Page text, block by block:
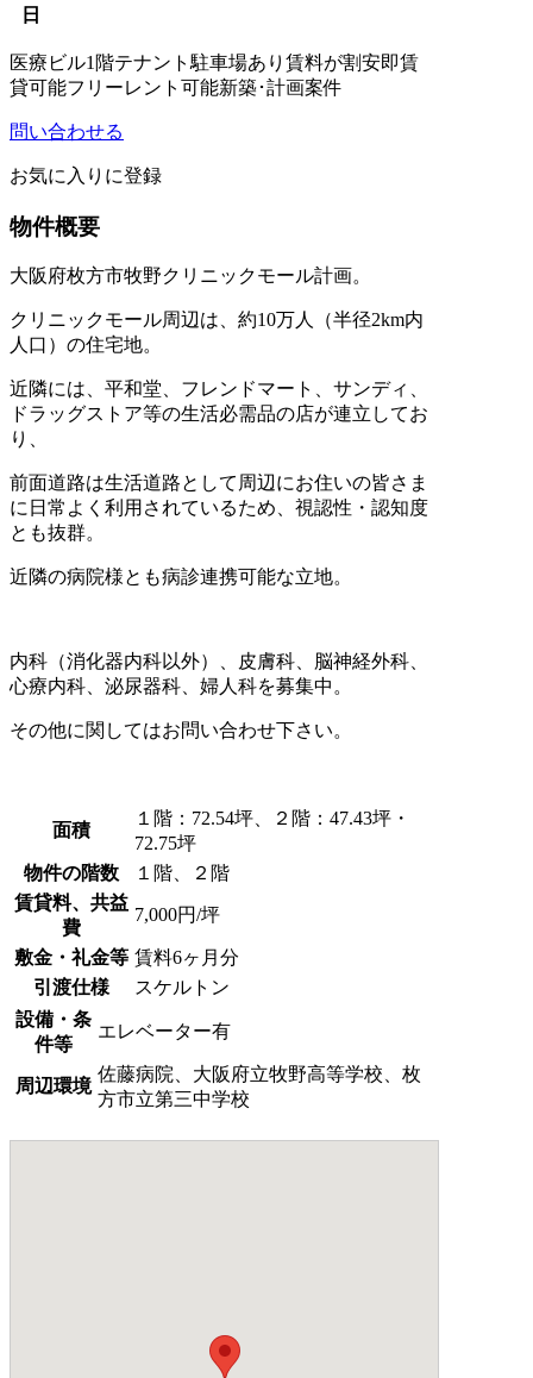
日
医療ビル1階テナント 駐車場あり 賃料が割安即賃
貸可能フリーレント可能新築･計画案件
問い合わせる
お気に入りに登録
物件概要
大阪府枚方市牧野クリニックモール計画。
クリニックモール周辺は、約10万人（半径2km内
人口）の住宅地。
近隣には、平和堂、フレンドマート、サンディ、
ドラッグストア等の生活必需品の店が連立してお
り、
前面道路は生活道路として周辺にお住いの皆さま
に日常よく利用されているため、視認性・認知度
とも抜群。
近隣の病院様とも病診連携可能な立地。
内科（消化器内科以外）、皮膚科、脳神経外科、
心療内科、泌尿器科、婦人科を募集中。
その他に関してはお問い合わせ下さい。
面積
１階：72.54坪、２階：47.43坪・
72.75坪
物件の階数
１階、２階
賃貸料、共益
費
7,000円/坪
敷金・礼金等 賃料6ヶ月分
引渡仕様
スケルトン
設備・条
件等
エレベーター有
周辺環境
佐藤病院、大阪府立牧野高等学校、枚
方市立第三中学校